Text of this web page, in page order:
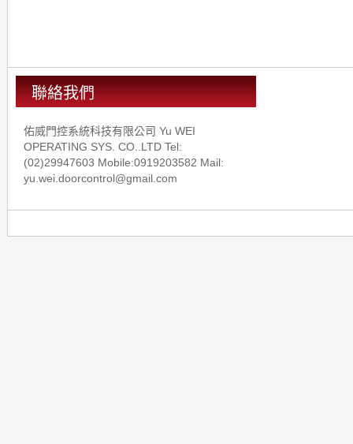
聯絡我們
佑威門控系統科技有限公司 Yu WEI
OPERATING SYS. CO..LTD Tel:
(02)29947603 Mobile:0919203582 Mail:
yu.wei.doorcontrol@gmail.com